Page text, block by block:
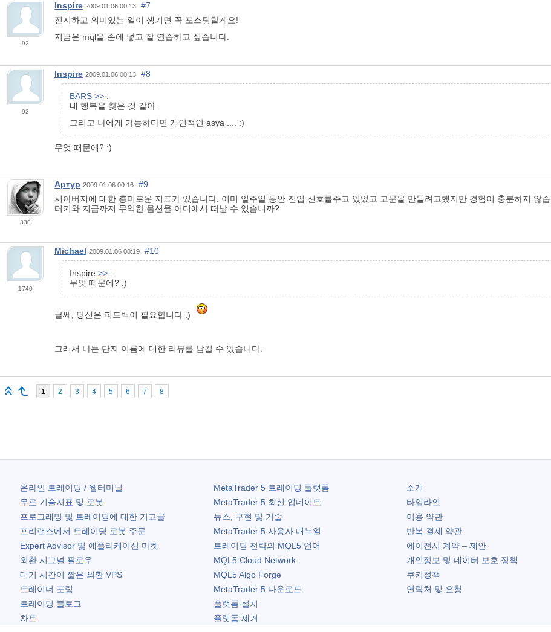
92
Inspire 2009.01.06 00:13
#7
진지하고 의미있는 일이 생기면 꼭 포스팅할게요!
지금은 mql을 손에 넣고 잘 연습하고 싶습니다.
92
Inspire 2009.01.06 00:13 #8
BARS >> :
내 행복을 찾은 것 같아
그리고 나에게 가능하다면 개인적인 asya .... :)
무엇 때문에? :)
330
Артур 2009.01.06 00:16
#9
시아버지에 대한 흥미로운 지표가 있습니다. 이미 일주일 동안 진입 신호를주고 있었고 고문을 만들려고했지만 경험이 충분하지 않
터키와 지금까지 무익한 옵션을 어디에서 떠날 수 있습니까?
1740
Michael 2009.01.06 00:19 #10
Inspire >> :
무엇 때문에? :)
글쎄, 당신은 피드백이 필요합니다 :)
그래서 나는 단지 이름에 대한 리뷰를 남길 수 있습니다.
1 2 3 4 5 6 7 8
온라인 트레이딩 / 웹터미널
무료 기술지표 및 로봇
프로그래밍 및 트레이딩에 대한 기고글
프리랜스에서 트레이딩 로봇 주문
Expert Advisor 및 애플리케이션 마켓
외환 시그널 팔로우
대기 시간이 짧은 외환 VPS
트레이더 포럼
트레이딩 블로그
차트
MetaTrader 5트레이딩 플랫폼
MetaTrader 5최신 업데이트
뉴스, 구현 및 기술
MetaTrader 5사용자 매뉴얼
트레이딩 전략의 MQL5 언어
MQL5 Cloud Network
MQL5 Algo Forge
MetaTrader 5다운로드
플랫폼 설치
플랫폼 제거
소개
타임라인
이용 약관
반복 결제 약관
에이전시 계약 – 제안
개인정보 및 데이터 보호 정책
쿠키정책
연락처 및 요청